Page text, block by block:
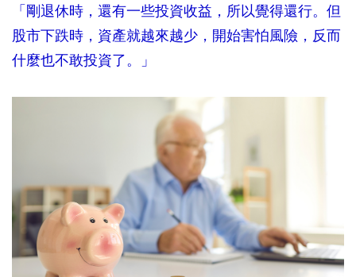
「剛退休時，還有一些投資收益，所以覺得還行。但
股市下跌時，資產就越來越少，開始害怕風險，反而
什麼也不敢投資了。」